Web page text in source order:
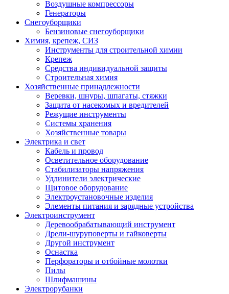
Воздушные компрессоры
Генераторы
Снегоуборщики
Бензиновые снегоуборщики
Химия, крепеж, СИЗ
Инструменты для строительной химии
Крепеж
Средства индивидуальной защиты
Строительная химия
Хозяйственные принадлежности
Веревки, шнуры, шпагаты, стяжки
Защита от насекомых и вредителей
Режущие инструменты
Системы хранения
Хозяйственные товары
Электрика и свет
Кабель и провод
Осветительное оборудование
Стабилизаторы напряжения
Удлинители электрические
Щитовое оборудование
Электроустановочные изделия
Элементы питания и зарядные устройства
Электроинструмент
Деревообрабатывающий инструмент
Дрели-шуруповерты и гайковерты
Другой инструмент
Оснастка
Перфораторы и отбойные молотки
Пилы
Шлифмашины
Электрорубанки